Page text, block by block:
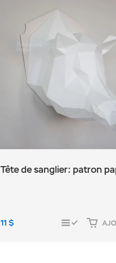
Tête de sanglier: patron
11 $ COMPARER